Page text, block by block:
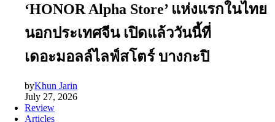
‘HONOR Alpha Store’ แห่งแรกในไทย
นอกประเทศจีน เปิดแล้ววันนี้ที่
เดอะมอลล์ไลฟ์สโตร์ บางกะปิ
byKhun Jarin
July 27, 2026
Review
Articles